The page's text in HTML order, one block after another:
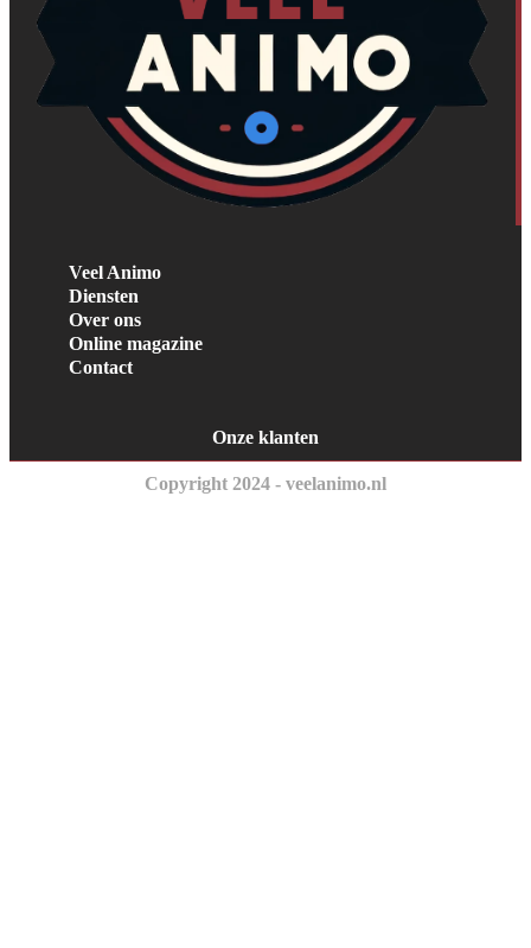
Veel Animo
Diensten
Over ons
Online magazine
Contact
Onze klanten
Copyright 2024 - veelanimo.nl